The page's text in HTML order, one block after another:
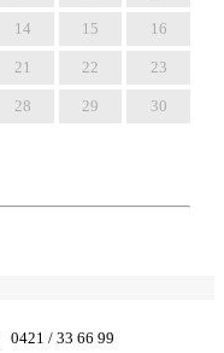
14 15 16
21 22 23
28 29 30
0421 / 33 66 99